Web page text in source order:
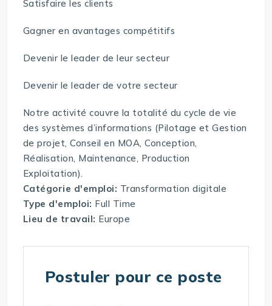
Satisfaire les clients
Gagner en avantages compétitifs
Devenir le leader de leur secteur
Devenir le leader de votre secteur
Notre activité couvre la totalité du cycle de vie
des systèmes d’informations (Pilotage et Gestion
de projet, Conseil en MOA, Conception,
Réalisation, Maintenance, Production
Exploitation).
Catégorie d'emploi: Transformation digitale
Type d'emploi: Full Time
Lieu de travail: Europe
Postuler pour ce poste